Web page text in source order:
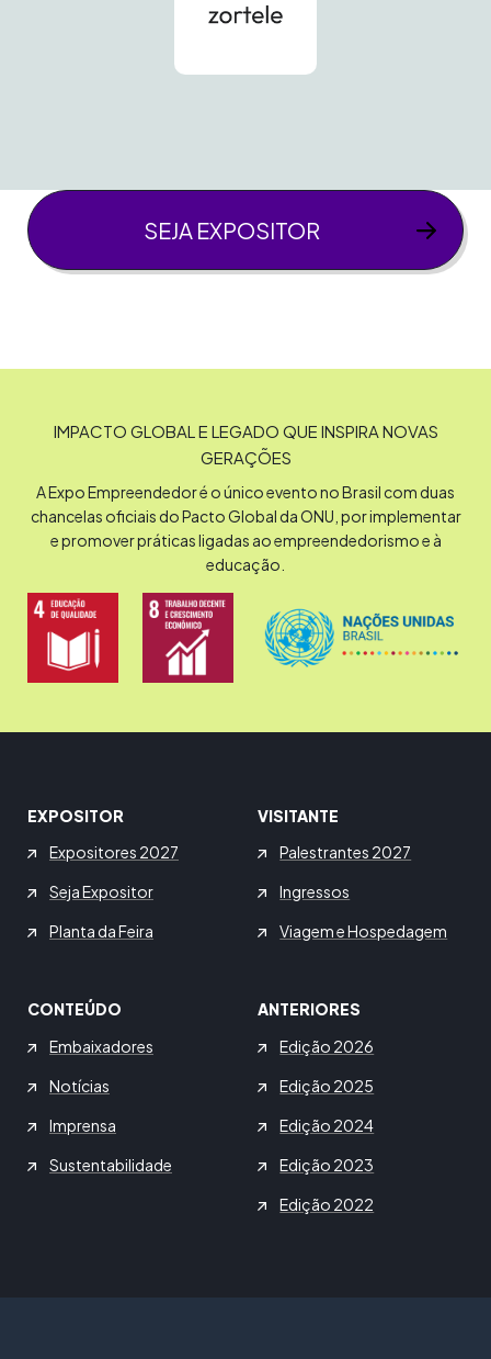
SEJA EXPOSITOR
IMPACTO GLOBAL E LEGADO QUE INSPIRA NOVAS
GERAÇÕES
A Expo Empreendedor é o único evento no Brasil com duas
chancelas oficiais do Pacto Global da ONU, por implementar
e promover práticas ligadas ao empreendedorismo e à
educação.
EXPOSITOR
Expositores 2027
Seja Expositor
Planta da Feira
VISITANTE
Palestrantes 2027
Ingressos
Viagem e Hospedagem
CONTEÚDO
Embaixadores
Notícias
Imprensa
Sustentabilidade
ANTERIORES
Edição 2026
Edição 2025
Edição 2024
Edição 2023
Edição 2022